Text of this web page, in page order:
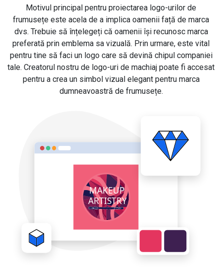
Motivul principal pentru proiectarea logo-urilor de
frumusețe este acela de a implica oamenii față de marca
dvs. Trebuie să înțelegeți că oamenii își recunosc marca
preferată prin emblema sa vizuală. Prin urmare, este vital
pentru tine să faci un logo care să devină chipul companiei
tale. Creatorul nostru de logo-uri de machiaj poate fi accesat
pentru a crea un simbol vizual elegant pentru marca
dumneavoastră de frumusețe.